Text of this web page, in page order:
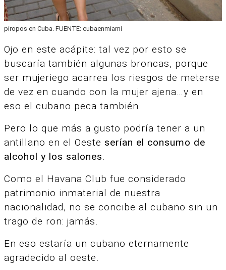
piropos en Cuba. FUENTE: cubaenmiami
Ojo en este acápite: tal vez por esto se
buscaría también algunas broncas, porque
ser mujeriego acarrea los riesgos de meterse
de vez en cuando con la mujer ajena…y en
eso el cubano peca también.
Pero lo que más a gusto podría tener a un
antillano en el Oeste serían el consumo de
alcohol y los salones
Como el Havana Club fue considerado
patrimonio inmaterial de nuestra
nacionalidad, no se concibe al cubano sin un
trago de ron: jamás.
En eso estaría un cubano eternamente
agradecido al oeste.